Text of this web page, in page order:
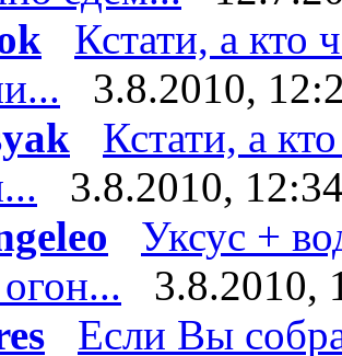
Кстати, а кто
3.8.2010,
Кстати, а
3.8.2010,
Уксус +
3.8.2010,
Если Вы